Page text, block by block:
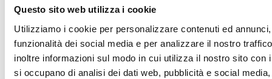
Questo sito web utilizza i cookie
Utilizziamo i cookie per personalizzare contenuti ed
funzionalità dei social media e per analizzare il nostro
inoltre informazioni sul modo in cui utilizza il nostro sito con
si occupano di analisi dei dati web, pubblicità e social
This product is currently out of stock and unavailable.
Richiedi assistenza